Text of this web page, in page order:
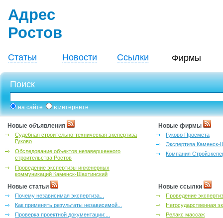
Адрес
Ростов
Статьи Новости Ссылки Фирмы
Поиск
на сайте в интернете
Новые объявления
Судебная строительно-техническая экспертиза
Гуково
Обследование объектов незавершенного
строительства Ростов
Проведение экспертизы инженерных
коммуникаций Каменск-Шахтинский
Новые фирмы
Гуково Просмета
Экспертиза Каменск-
Компания
Новые статьи
Почему независимая экспертиза...
Как применять результаты независимой...
Проверка проектной документации:...
Новые ссылки
Проведение
Негосударственная
Релакс массаж